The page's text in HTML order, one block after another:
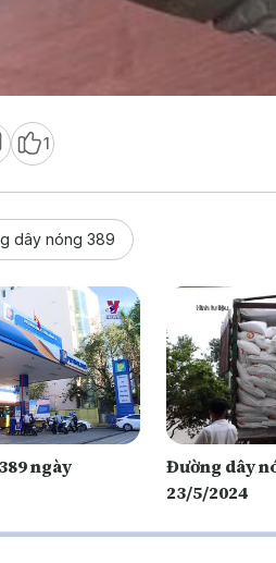
1
dây nóng 389
ngày
Đường dây
23/5/2024